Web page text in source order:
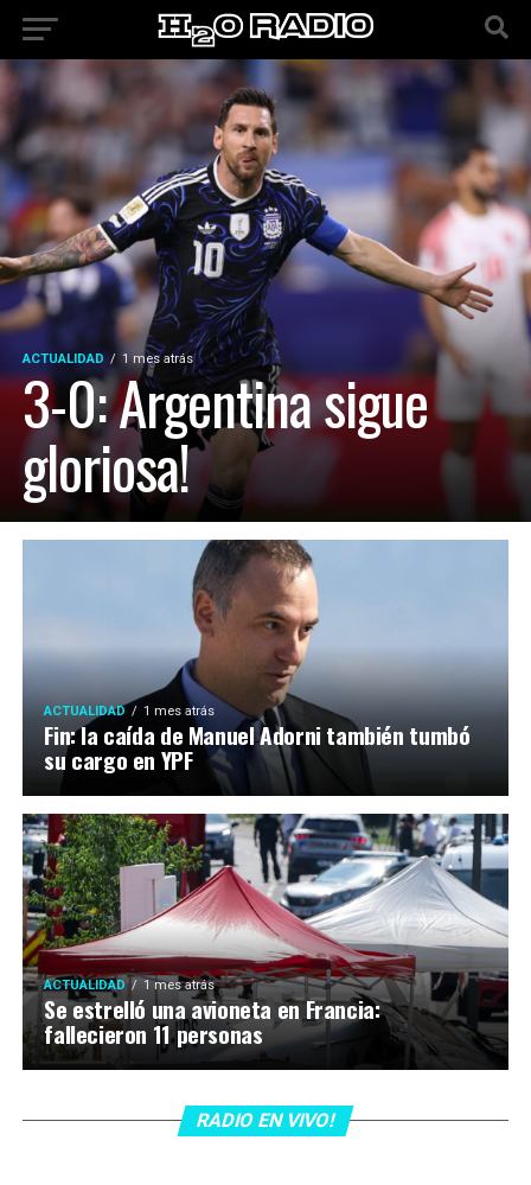
ACTUALIDAD 1 mes atrás
3-0: Argentina sigue
gloriosa!
ACTUALIDAD 1 mes atrás
Fin: la caída de Manuel Adorni también tumbó
su cargo en YPF
ACTUALIDAD 1 mes atrás
Se estrelló una avioneta en Francia:
fallecieron 11 personas
RADIO EN VIVO!